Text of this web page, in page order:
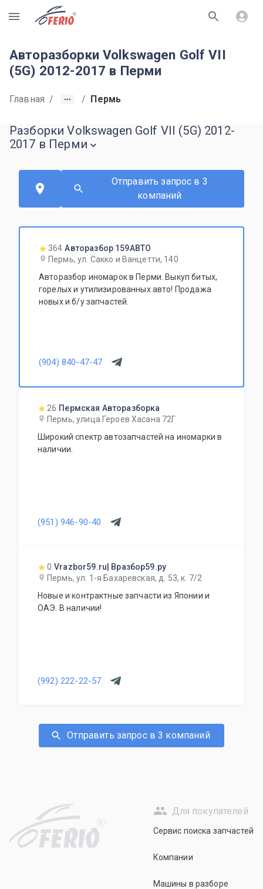
R
Авторазборки Volkswagen Golf VII
(5G) 2012-2017 в Перми
Главная / / Пермь
Разборки Volkswagen Golf VII (5G) 2012-
2017 в Перми
Отправить запрос в 3
компаний
364 Авторазбор 159АВТО
Пермь, ул. Сакко и Ванцетти, 140
Авторазбор иномарок в Перми. Выкуп битых,
горелых и утилизированных авто! Продажа
новых и б/у запчастей.
(904) 840-47-47
26 Пермская Авторазборка
Пермь, улица Героев Хасана 72Г
Широкий спектр автозапчастей на иномарки в
наличии.
(951) 946-90-40
0 Vrazbor59.ru| Вразбор59.ру
Пермь, ул. 1-я Бахаревская, д. 53, к. 7/2
Новые и контрактные запчасти из Японии и
ОАЭ. В наличии!
(992) 222-22-57
Отправить запрос в 3 компаний
R
Для покупателей
Сервис поиска запчастей
Компании
Машины в разборе